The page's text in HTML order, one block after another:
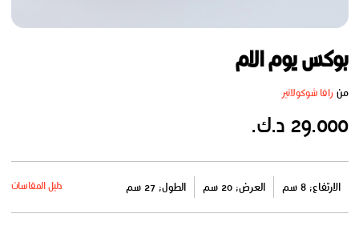
بوكس يوم الام
منرافا شوكولاتير
29.000 د.ك.
الارتفاع: 8 سم العرض: 20 سم الطول: 27 سم دليل المقاسات